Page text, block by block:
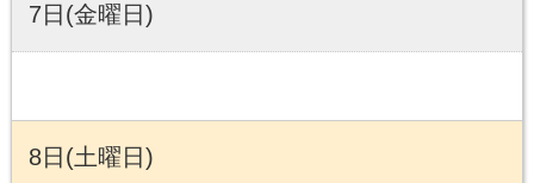
7日(金曜日)
8日(土曜日)